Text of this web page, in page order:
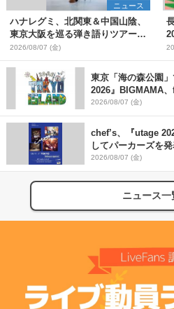
ニュース
ハナレグミ、北関東＆中国山陰、
東京大阪を巡る弾き語りツアー10
月より開催決定
2026/08/07 (金)
東京「海の森公園
2026』BIGMAMA
発表 ワークショッ
2026/08/07 (金)
chef’s、『utage
してパーカーズを
2026/08/07 (金)
ニュース一